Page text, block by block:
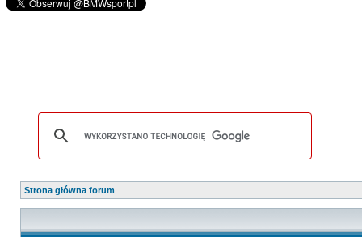
Strona główna forum